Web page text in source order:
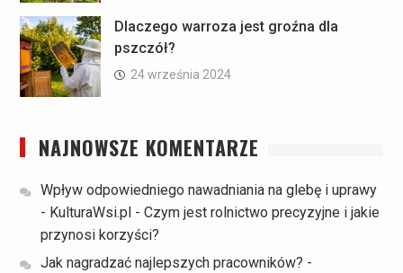
Dlaczego warroza jest groźna dla
pszczół?
24 września 2024
NAJNOWSZE KOMENTARZE
Wpływ odpowiedniego nawadniania na glebę i uprawy
- KulturaWsi.pl - Czym jest rolnictwo precyzyjne i jakie
przynosi korzyści?
Jak nagradzać najlepszych pracowników? -